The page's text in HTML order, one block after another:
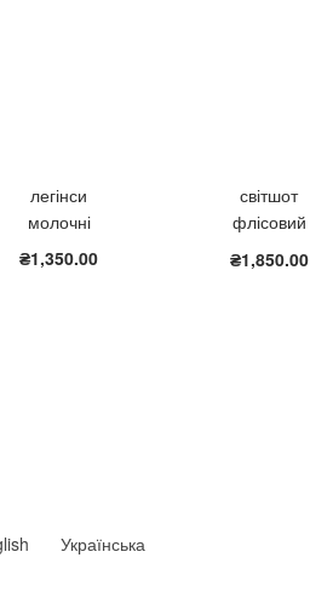
легінси
молочні
₴1,350.00
світшот
флісовий
рожевий
₴1,850.00
Українська